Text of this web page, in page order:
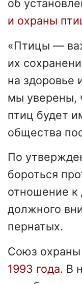
об
и охраны
«Птицы —
их
на здоровье
мы уверены,
птиц будет
общества
По
бороться
отношение к
должного
пернатых.
Союз
1993 года. В